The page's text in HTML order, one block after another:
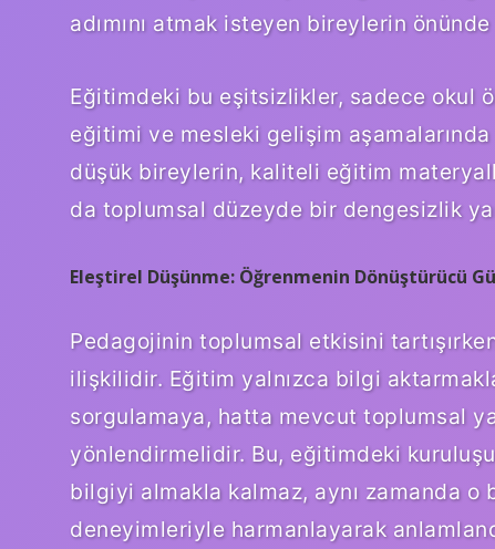
adımını atmak isteyen bireylerin
Eğitimdeki bu eşitsizlikler, sadece okul
eğitimi ve mesleki gelişim
düşük bireylerin, kaliteli eğitim
da toplumsal düzeyde bir dengesizlik
Eleştirel Düşünme: Öğrenmenin Dönüştürücü
Pedagojinin toplumsal etkisini
ilişkilidir. Eğitim yalnızca bilgi
sorgulamaya, hatta mevcut toplumsal
yönlendirmelidir. Bu, eğitimdeki
bilgiyi almakla kalmaz, aynı zamanda
deneyimleriyle harmanlayarak